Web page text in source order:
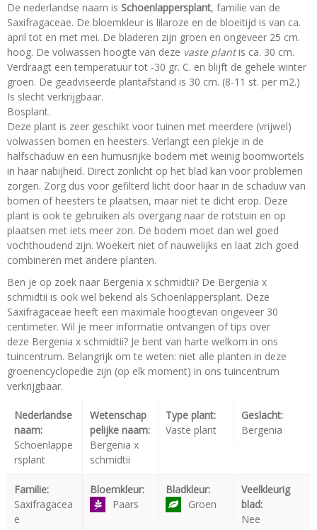
De nederlandse naam is Schoenlappersplant, familie van de
Saxifragaceae. De bloemkleur is lilaroze en de bloeitijd is van ca.
april tot en met mei. De bladeren zijn groen en ongeveer 25 cm.
hoog. De volwassen hoogte van deze vaste plantis ca. 30 cm.
Verdraagt een temperatuur tot -30 gr. C. en blijft de gehele winter
groen. De geadviseerde plantafstand is 30 cm. (8-11 st. per m2.)
Is slecht verkrijgbaar.
Bosplant.
Deze plant is zeer geschikt voor tuinen met meerdere (vrijwel)
volwassen bomen en heesters. Verlangt een plekje in de
halfschaduw en een humusrijke bodem met weinig boomwortels
in haar nabijheid. Direct zonlicht op het blad kan voor problemen
zorgen. Zorg dus voor gefilterd licht door haar in de schaduw van
bomen of heesters te plaatsen, maar niet te dicht erop. Deze
plant is ook te gebruiken als overgang naar de rotstuin en op
plaatsen met iets meer zon. De bodem moet dan wel goed
vochthoudend zijn. Woekert niet of nauwelijks en laat zich goed
combineren met andere planten.
Ben je op zoek naar Bergenia x schmidtii? De Bergenia x
schmidtii is ook wel bekend als Schoenlappersplant. Deze
Saxifragaceae heeft een maximale hoogtevan ongeveer 30
centimeter. Wil je meer informatie ontvangen of tips over
deze Bergenia x schmidtii? Je bent van harte welkom in ons
tuincentrum. Belangrijk om te weten: niet alle planten in deze
groenencyclopedie zijn (op elk moment) in ons tuincentrum
verkrijgbaar.
Nederlandse
naam:
Schoenlappe
rsplant
Wetenschap
pelijke naam:
Bergenia x
schmidtii
Type plant:
Vaste plant
Geslacht:
Bergenia
Familie:
Saxifragacea
e
Bloemkleur:
Paars
Bladkleur:
Groen
Veelkleurig
blad:
Nee